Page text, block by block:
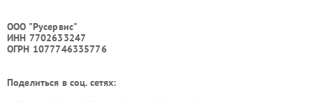
ООО "Русервис"
ИНН 7702633247
ОГРН 1077746335776
Поделиться в соц. сетях: